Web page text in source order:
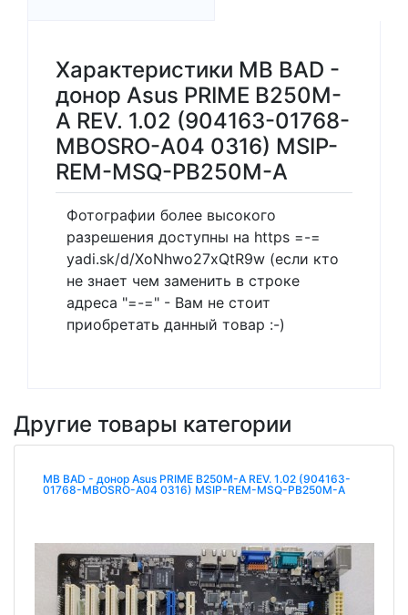
Характеристики MB BAD -
донор Asus PRIME B250M-
A REV. 1.02 (904163-01768-
MBOSRO-A04 0316) MSIP-
REM-MSQ-PB250M-A
Фотографии более высокого
разрешения доступны на https =-=
yadi.sk/d/XoNhwo27xQtR9w (если кто
не знает чем заменить в строке
адреса "=-=" - Вам не стоит
приобретать данный товар :-)
Другие товары категории
MB BAD - донор Asus PRIME B250M-A REV. 1.02 (904163-
01768-MBOSRO-A04 0316) MSIP-REM-MSQ-PB250M-A